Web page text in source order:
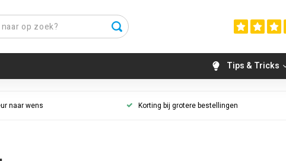
Tips & Tricks
naar wens Korting bij grotere bestellingen